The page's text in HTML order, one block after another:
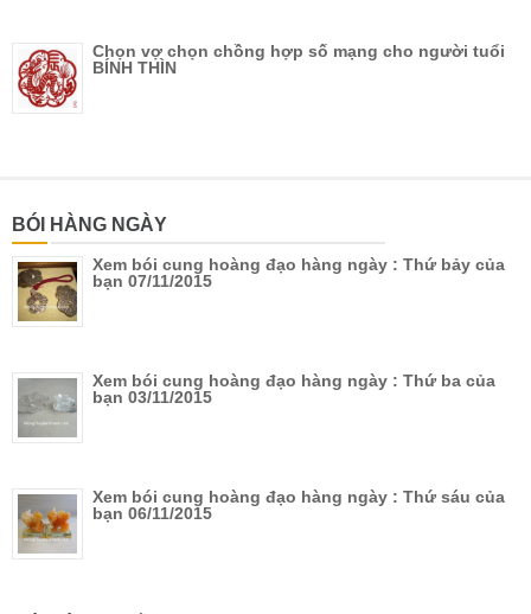
Chọn vợ chọn chồng hợp số mạng cho người tuổi
BÍNH THÌN
BÓI HÀNG NGÀY
Xem bói cung hoàng đạo hàng ngày : Thứ bảy của
bạn 07/11/2015
Xem bói cung hoàng đạo hàng ngày : Thứ ba của
bạn 03/11/2015
Xem bói cung hoàng đạo hàng ngày : Thứ sáu của
bạn 06/11/2015